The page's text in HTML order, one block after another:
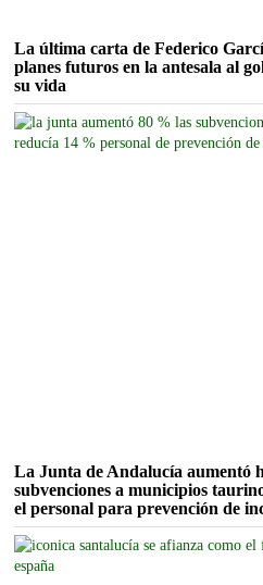
La última carta de Federico
planes futuros en la antesala al
su vida
La Junta de Andalucía aumentó
subvenciones a municipios
el personal para prevención de